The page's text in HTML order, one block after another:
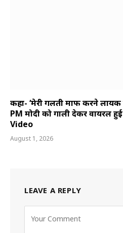
कहा- ‘मेरी गलती माफ करने लायक
PM मोदी को गाली देकर वायरल
Video
August 1, 2026
LEAVE A REPLY